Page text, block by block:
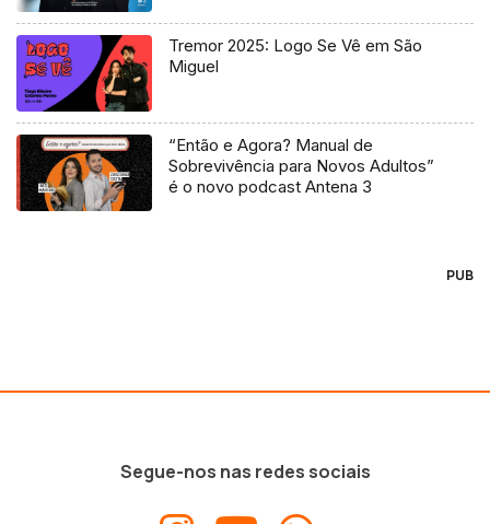
Tremor 2025: Logo Se Vê em São
Miguel
“Então e Agora? Manual de
Sobrevivência para Novos Adultos”
é o novo podcast Antena 3
PUB
Segue-nos nas redes sociais